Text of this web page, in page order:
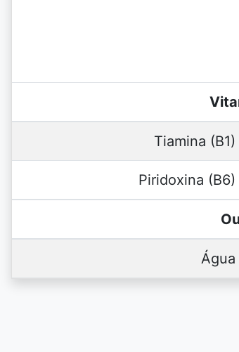
Tiamina (B1)
Piridoxina (B6)
Água